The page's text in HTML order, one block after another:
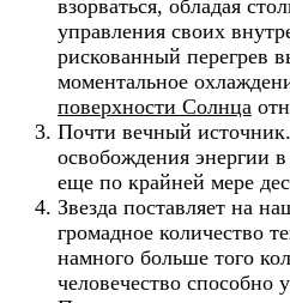
взорваться, обладая
управления своих
рискованный перегрев
моментальное
поверхности Солнца
Почти вечный
освобождения энергии
еще по крайней мере
Звезда поставляет на
громадное количество
намного больше того
человечество способно